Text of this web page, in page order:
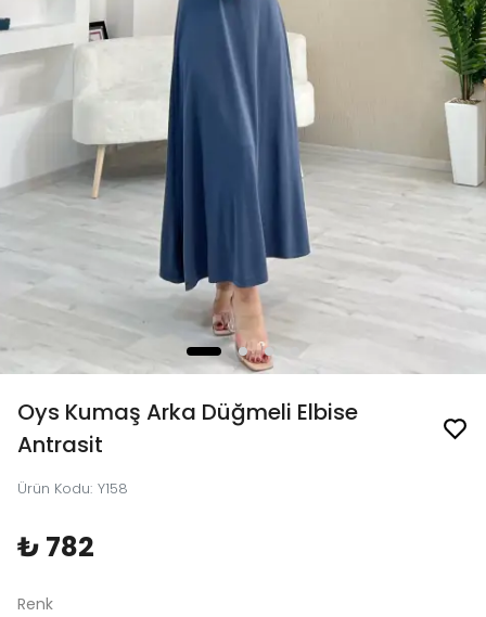
Oys Kumaş Arka Düğmeli Elbise
Antrasit
Ürün Kodu: Y158
₺ 782
Renk